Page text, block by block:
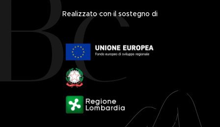
Realizzato con il sostegno di